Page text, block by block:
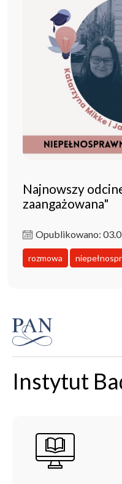
Najnowszy
zaangażowana"
Opublikowano:
rozmowa
Instytut